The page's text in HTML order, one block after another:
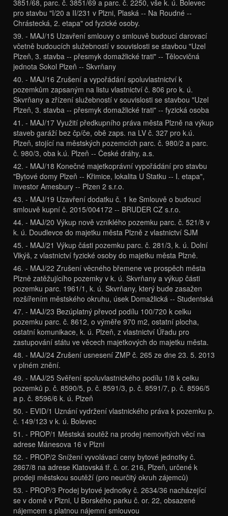
3851/68, parc. č. 3851/69 a parc. č. 2250, vše k. ú. Bolevec
pro stavbu "I/20 a II/231 v Plzni, Plaská -- Na Roudné --
Chrástecká, 2. etapa" od fyzické osoby.
39. - MAJ/15 Uzavření smlouvy o smlouvě budoucí darovací
včetně budoucích služebností v souvislosti se stavbou "Uzel
Plzeň, 3. stavba -- přesmyk domažlické trati" -- Tělocvičná
jednota Sokol Plzeň -- Skvrňany
40. - MAJ/16 Zrušení a vypořádání spoluvlastnictví k
pozemkům zapsaným na listu vlastnictví č. 806 pro k. ú.
Skvrňany a zřízení služebností v souvislosti se stavbou "Uzel
Plzeň, 3. stavba -- přesmyk domažlické trati" -- fyzická osoba
41. - MAJ/17 Využití předkupního práva města Plzně na výkup
staveb garáží bez čp/če, obě zaps. na LV č. 327 pro k.ú.
Plzeň, stojící na městských pozemcích parc. č. 980/2 a parc.
č. 980/3, oba k.ú. Plzeň -- České dráhy, a.s.
42. - MAJ/18 Konečné majetkoprávní vypořádání pro stavbu
"Bytové domy Plzeň -- Křimice, lokalita U Statku -- I. etapa",
investor Amesbury -- Plzen 2 s.r.o.
43. - MAJ/19 Uzavření dodatku č. 1 ke Smlouvě o budoucí
smlouvě kupní č. 2015/004172 -- BRUDER CZ s.r.o.
44. - MAJ/20 Výkup nově vzniklého pozemku parc. č. 521/8 v
k. ú. Doudlevce do majetku města Plzně z vlastnictví SJM
45. - MAJ/21 Výkup části pozemku parc. č. 281/3, k. ú. Dolní
Vlkýš, z vlastnictví fyzické osoby do majetku města Plzně.
46. - MAJ/22 Zrušení věcného břemene ve prospěch města
Plzně zatěžujícího pozemky v k. ú. Skvrňany a výkup části
pozemku parc. 1961/1, k. ú. Skvrňany, který bude zasažen
rozšířením městského okruhu, úsek Domažlická -- Studentská
47. - MAJ/23 Bezúplatný převod podílu 100/720 k celku
pozemku parc. č. 8612, o výměře 970 m2, ostatní plocha,
ostatní komunikace, k. ú. Plzeň, z vlastnictví Úřadu pro
zastupování státu ve věcech majetkových do majetku města.
48. - MAJ/24 Zrušení usnesení ZMP č. 265 ze dne 23. 5. 2013
v plném znění.
49. - MAJ/25 Svěření spoluvlastnického podílu 1/8 k celku
pozemků p. č. 8590/5, p. č. 8591/3, p. č. 8591/7, p. č. 8596/5
a p. č. 8596/6 k. ú. Plzeň
50. - EVID/1 Uznání vydržení vlastnického práva k pozemku p.
č. 149/123 v k. ú. Bolevec
51. - PROP/1 Městská soutěž na prodej nemovitých věcí na
adrese Mánesova 16 v Plzni
52. - PROP/2 Snížení vyvolávací ceny bytové jednotky č.
2867/8 na adrese Klatovská tř. č. or. 216, Plzeň, určené k
prodeji městskou soutěží (pro neurčitý okruh zájemců)
53. - PROP/3 Prodej bytové jednotky č. 2634/36 nacházející
se v domě v Plzni, U Borského parku č. or. 22, obsazené
nájemcem s platnou nájemní smlouvou